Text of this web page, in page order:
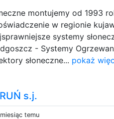
montujemy od 1993
w regionie
systemy
- Systemy
słoneczne... pokaż
s.j.
temu